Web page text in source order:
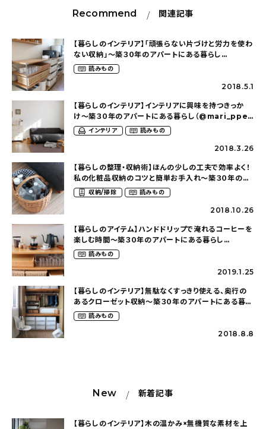
Recommend 関連記事
【暮らしのインテリア】「頑張らない片づけと労力を使わ
ない収納」〜築３０年のアパートにある暮らし
（mari_ppe_さん）
読みもの
2018.5.1
【暮らしのインテリア】インテリアに興味を持つきっか
け〜築３０年のアパートにある暮らし（@mari_ppe_
さん）インテリア 読みもの
2018.3.26
【暮らしの整理・収納術】ほんの少しの工夫で効率よく！
私の化粧品収納のコツと簡単お手入れ〜築３０年のア
パートにある暮らし（mari_ppe_さん）
収納/掃除 読みもの
2018.10.26
【暮らしのアイテム】ハンドドリップで淹れるコーヒーを
楽しむ時間〜築３０年のアパートにある暮らし
（mari_ppe_さん）
読みもの
2019.1.25
【暮らしのインテリア】無駄なくすっきり使える、奥行の
あるクローゼット収納〜築３０年のアパートにある暮ら
し（mari_ppe_さん）
読みもの
2018.8.8
New 新着記事
【暮らしのインテリア】木の温かみ×無機質な素材を上